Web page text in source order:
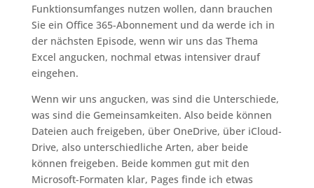
Funktionsumfanges nutzen wollen, dann brauchen
Sie ein Office 365-Abonnement und da werde ich in
der nächsten Episode, wenn wir uns das Thema
Excel angucken, nochmal etwas intensiver drauf
eingehen.
Wenn wir uns angucken, was sind die Unterschiede,
was sind die Gemeinsamkeiten. Also beide können
Dateien auch freigeben, über OneDrive, über iCloud-
Drive, also unterschiedliche Arten, aber beide
können freigeben. Beide kommen gut mit den
Microsoft-Formaten klar, Pages finde ich etwas